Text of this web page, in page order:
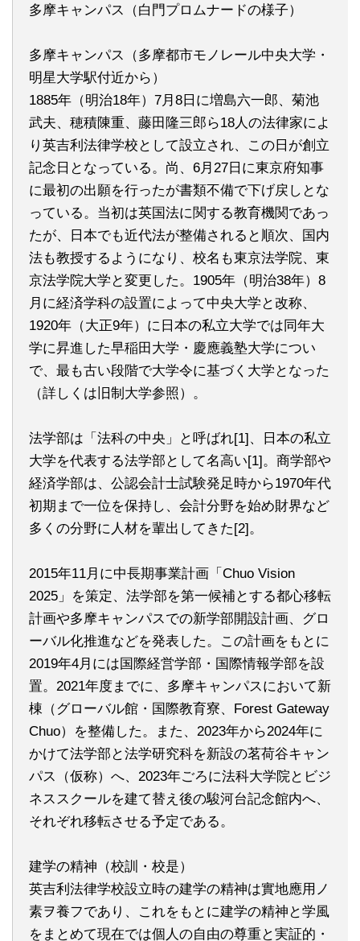
多摩キャンパス（白門プロムナードの様子）
多摩キャンパス（多摩都市モノレール中央大学・
明星大学駅付近から）
1885年（明治18年）7月8日に増島六一郎、菊池
武夫、穂積陳重、藤田隆三郎ら18人の法律家によ
り英吉利法律学校として設立され、この日が創立
記念日となっている。尚、6月27日に東京府知事
に最初の出願を行ったが書類不備で下げ戻しとな
っている。当初は英国法に関する教育機関であっ
たが、日本でも近代法が整備されると順次、国内
法も教授するようになり、校名も東京法学院、東
京法学院大学と変更した。1905年（明治38年）8
月に経済学科の設置によって中央大学と改称、
1920年（大正9年）に日本の私立大学では同年大
学に昇進した早稲田大学・慶應義塾大学につい
で、最も古い段階で大学令に基づく大学となった
（詳しくは旧制大学参照）。
法学部は「法科の中央」と呼ばれ[1]、日本の私立
大学を代表する法学部として名高い[1]。商学部や
経済学部は、公認会計士試験発足時から1970年代
初期まで一位を保持し、会計分野を始め財界など
多くの分野に人材を輩出してきた[2]。
2015年11月に中長期事業計画「Chuo Vision
2025」を策定、法学部を第一候補とする都心移転
計画や多摩キャンパスでの新学部開設計画、グロ
ーバル化推進などを発表した。この計画をもとに
2019年4月には国際経営学部・国際情報学部を設
置。2021年度までに、多摩キャンパスにおいて新
棟（グローバル館・国際教育寮、Forest Gateway
Chuo）を整備した。また、2023年から2024年に
かけて法学部と法学研究科を新設の茗荷谷キャン
パス（仮称）へ、2023年ごろに法科大学院とビジ
ネススクールを建て替え後の駿河台記念館内へ、
それぞれ移転させる予定である。
建学の精神（校訓・校是）
英吉利法律学校設立時の建学の精神は實地應用ノ
素ヲ養フであり、これをもとに建学の精神と学風
をまとめて現在では個人の自由の尊重と実証的・